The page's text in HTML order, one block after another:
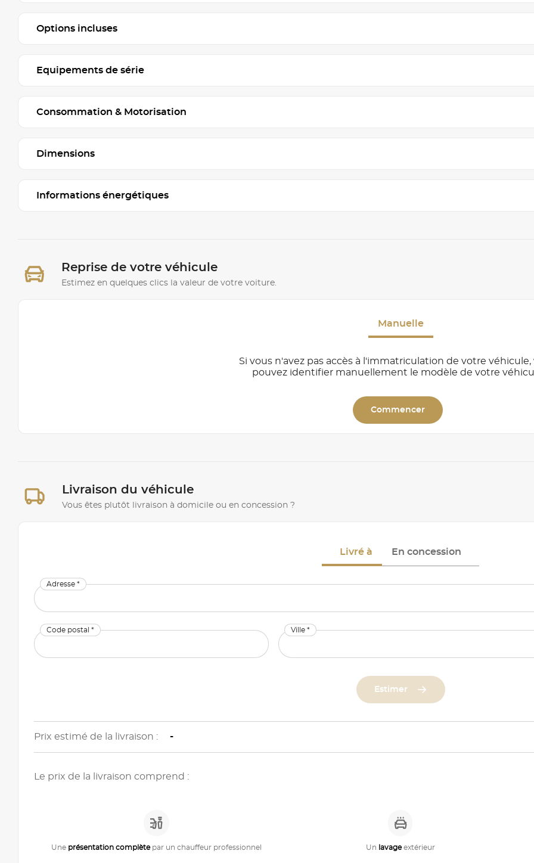
Options incluses
Equipements de série
Consommation & Motorisation
Dimensions
Informations énergétiques
Reprise de votre véhicule
Estimez en quelques clics la valeur de votre voiture.
Manuelle
Si vous n'avez pas accès à l'immatriculation de votre véhicule,
pouvez identifier manuellement le modèle de votre
Commencer
Livraison du véhicule
Vous êtes plutôt livraison à domicile ou en concession ?
Livré à En concession
Adresse *
Code postal * Ville *
Estimer
Prix estimé de la livraison : -
Le prix de la livraison comprend :
Une présentation complètepar un chauffeur professionnel Un lavageextérieur